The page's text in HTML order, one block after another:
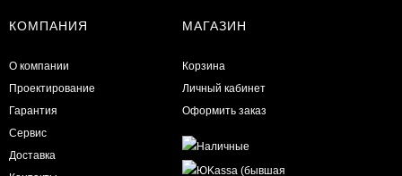
КОМПАНИЯ
О компании
Проектирование
Гарантия
Сервис
Доставка
МАГАЗИН
Корзина
Личный кабинет
Оформить заказ